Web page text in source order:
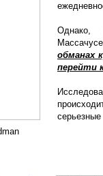
Однако,
обманах
перейти